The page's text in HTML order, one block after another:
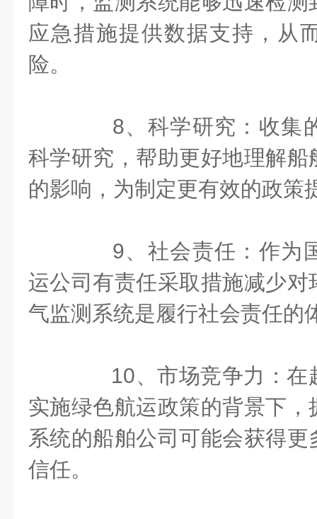
应急措施提供数据支持，从
险。
8、科学研究：收集
科学研究，帮助更好地理解
的影响，为制定更有效的政策
9、社会责任：作为
运公司有责任采取措施减少
气监测系统是履行社会责任的
10、市场竞争力：在
实施绿色航运政策的背景下
系统的船舶公司可能会获得
信任。